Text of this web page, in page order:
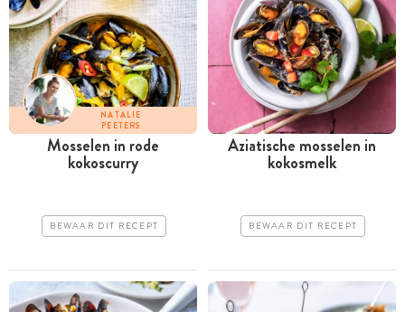
NATALIE
PEETERS
Mosselen in rode
kokoscurry
BEWAAR DIT RECEPT
Aziatische mosselen in
kokosmelk
BEWAAR DIT RECEPT